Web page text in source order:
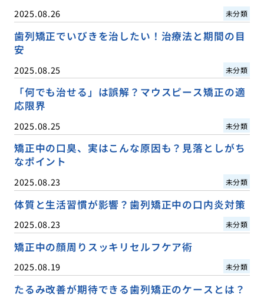
2025.08.26 未分類
歯列矯正でいびきを治したい！治療法と期間の目
安
2025.08.25 未分類
「何でも治せる」は誤解？マウスピース矯正の適
応限界
2025.08.25 未分類
矯正中の口臭、実はこんな原因も？見落としがち
なポイント
2025.08.23 未分類
体質と生活習慣が影響？歯列矯正中の口内炎対策
2025.08.23 未分類
矯正中の顔周りスッキリセルフケア術
2025.08.19 未分類
たるみ改善が期待できる歯列矯正のケースとは？